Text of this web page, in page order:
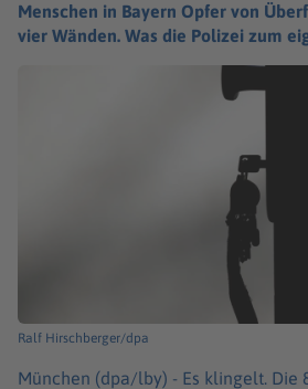
Menschen in Bayern Opfer von
vier Wänden. Was die Polizei zum
Ralf Hirschberger/dpa
München (dpa/lby) - Es klingelt. Die